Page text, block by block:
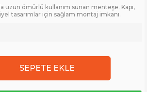
uzun ömürlü kullanım sunan menteşe. Kapı,
tasarımlar için sağlam montaj imkanı.